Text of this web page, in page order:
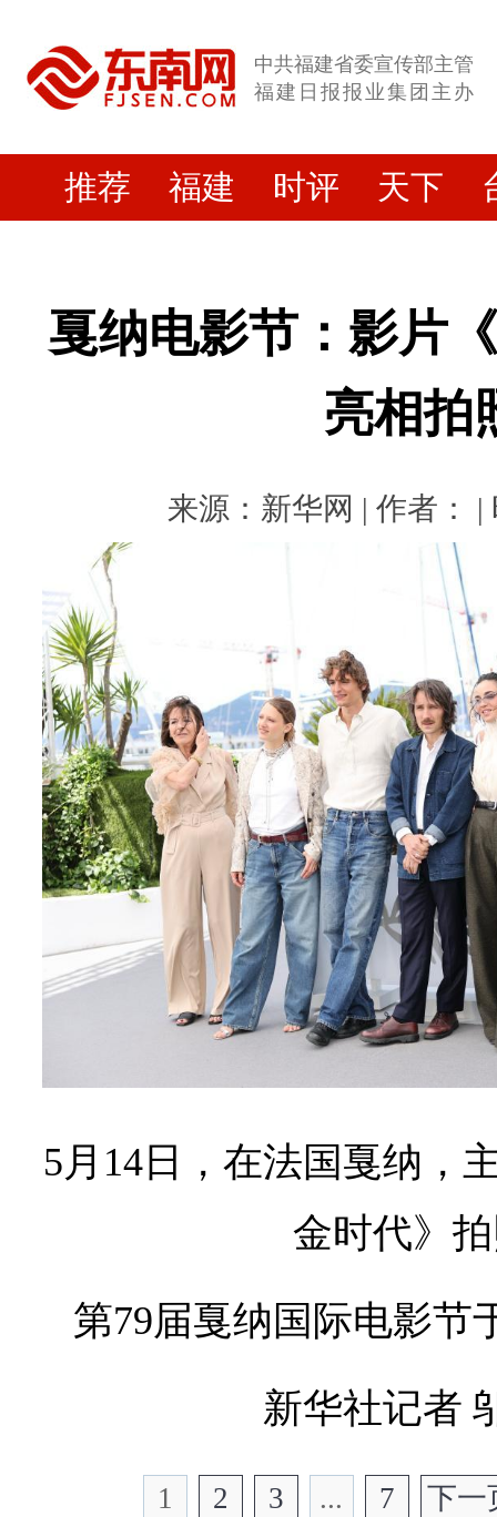
中共福建省委宣传部主管
福建日报报业集团主办
推荐 福建 时评 天下
戛纳电影节：影片
亮相拍
来源：新华网 | 作者： |
5月14日，在法国戛纳，
金时代》
第79届戛纳国际电影节
新华社记者
1 2 3 ... 7 下一